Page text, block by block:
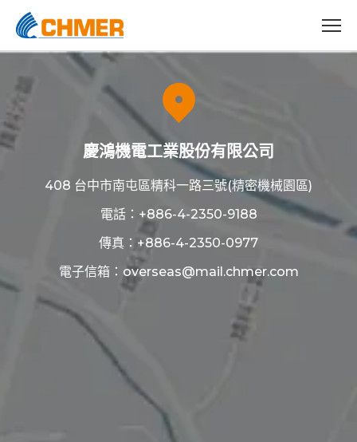
慶鴻機電工業股份有限公司
408 台中市南屯區精科一路三號(精密機械園區)
電話： +886-4-2350-9188
傳真：+886-4-2350-0977
電子信箱： overseas@mail.chmer.com